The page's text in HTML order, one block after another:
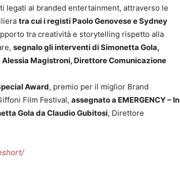
legati al branded entertainment, attraverso le
tra cui i registi Paolo Genovese e Sydney
tra creatività e storytelling rispetto alla
segnalo gli interventi diSimonetta Gola,
Alessia Magistroni, Direttore Comunicazione
Award, premio per il miglior Brand
Film Festival, assegnato a EMERGENCY – In
Gola da Claudio Gubitosi, Direttore